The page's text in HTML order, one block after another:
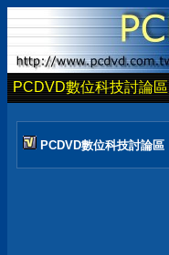
PCDVD數位科技討論區
PCDVD數位科技討論區